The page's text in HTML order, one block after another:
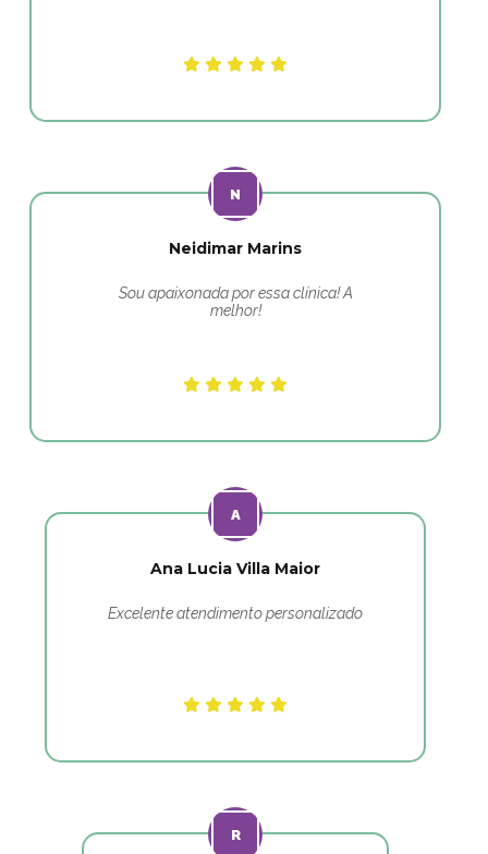
Neidimar Marins
Sou apaixonada por essa clínica! A
melhor!
Ana Lucia Villa Maior
Excelente atendimento personalizado